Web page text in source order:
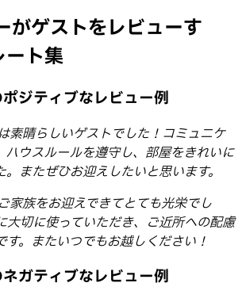
がゲストをレビューす
ート集
ジティブなレビュー例
素晴らしいゲストでした！コミュニケ
ハウスルールを遵守し、部屋をきれいに
またぜひお迎えしたいと思います。
家族をお迎えできてとても光栄でし
大切に使っていただき、ご近所への配慮
す。またいつでもお越しください！
ガティブなレビュー例